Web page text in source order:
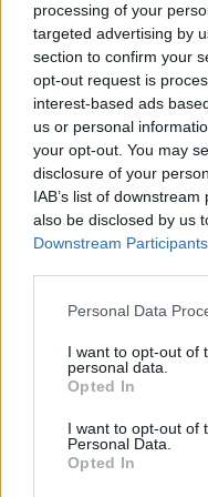
processing of your
targeted advertising by
section to confirm your
opt-out request is
interest-based ads
us or personal
your opt-out. You may
disclosure of your
IAB’s list of
also be disclosed by us
Downstream Participants
Please note that this
not limited to your visit
grant or deny consent
use your data for below
consent section.
Personal Data
I want to opt-out of
personal data.
Opted In
I want to opt-out of
Personal Data.
Opted In